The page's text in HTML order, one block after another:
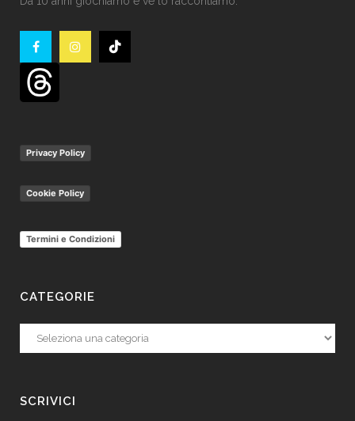
Privacy Policy
Cookie Policy
Termini e Condizioni
CATEGORIE
Categorie
SCRIVICI